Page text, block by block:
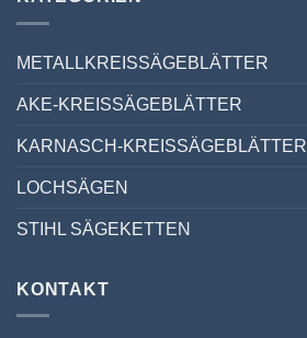
METALLKREISSÄGEBLÄTTER
AKE-KREISSÄGEBLÄTTER
KARNASCH-KREISSÄGEBLÄTTER
LOCHSÄGEN
STIHL SÄGEKETTEN
KONTAKT